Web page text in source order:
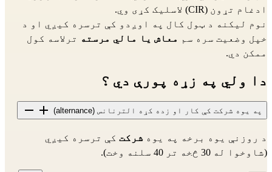
ادغام تړون (CIR) لاسلیک کړی وي.
خپل وضعیت سره سم معاش یا مالي مرسته
ممکن دي.
دا ولي په زړه پورې دي ؟
په یوه شرکت کې کار او زده کړه الترنانس (alternance)
د روزنې یوه برخه په یوه شرکت
(شاوخوا له 30 څخه تر 40 سلنه وخت).